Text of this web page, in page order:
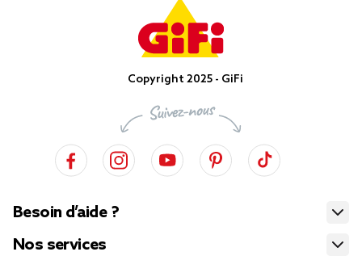
Copyright 2025 - GiFi
Besoin d’aide ?
Nos services